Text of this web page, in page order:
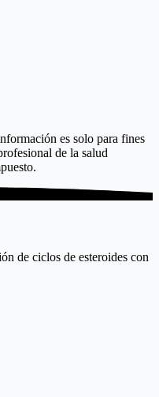
es solo para fines
de la salud
de ciclos de esteroides con